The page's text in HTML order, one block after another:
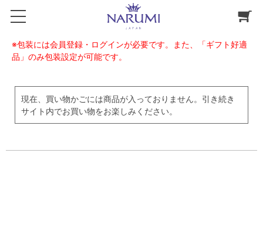
※包装には会員登録・ログインが必要です。また、「ギフト好適
品」のみ包装設定が可能です。
現在、買い物かごには商品が入っておりません。引き続き
サイト内でお買い物をお楽しみください。